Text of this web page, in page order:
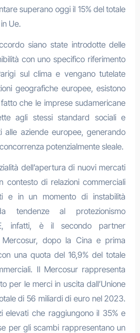
superano oggi il 15% del totale
Ue.
siano state introdotte delle
con uno specifico riferimento
sul clima e vengano tutelate
geografiche europee, esistono
che le imprese sudamericane
agli stessi standard sociali e
alle aziende europee, generando
potenzialmente sleale.
dell’apertura di nuovi mercati
contesto di relazioni commerciali
e in un momento di instabilità
tendenze al protezionismo
infatti, è il secondo partner
Mercosur, dopo la Cina e prima
una quota del 16,9% del totale
Il Mercosur rappresenta
per le merci in uscita dall’Unione
di 56 miliardi di euro nel 2023.
elevati che raggiungono il 35% e
per gli scambi rappresentano un